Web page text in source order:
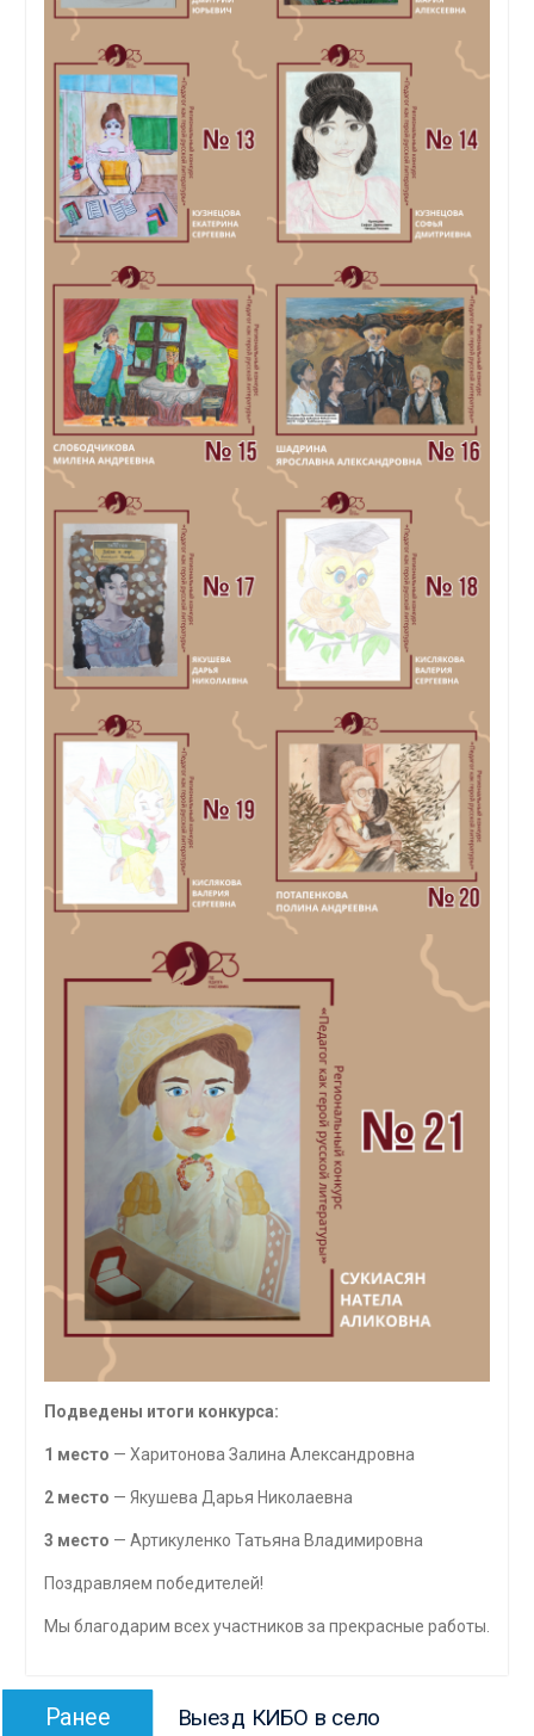
Подведены итоги конкурса:
1 место — Харитонова Залина Александровна
2 место — Якушева Дарья Николаевна
3 место — Артикуленко Татьяна Владимировна
Поздравляем победителей!
Мы благодарим всех участников за прекрасные работы.
Навигация
Ранее Выезд КИБО в село